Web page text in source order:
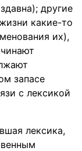
другие
какие-то
их),
запасе
с лексикой
лексика,